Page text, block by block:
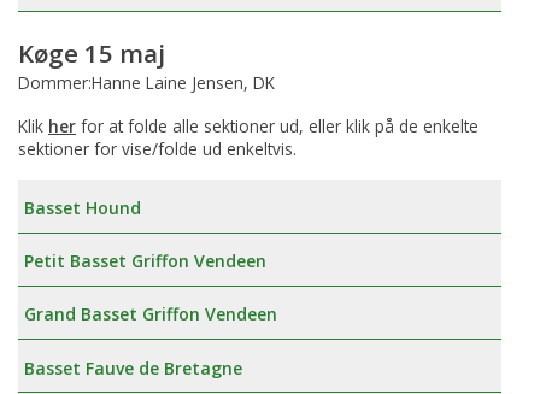
Køge 15 maj
Dommer:Hanne Laine Jensen, DK
Klik her for at folde alle sektioner ud, eller klik på de enkelte
sektioner for vise/folde ud enkeltvis.
Basset Hound
Petit Basset Griffon Vendeen
Grand Basset Griffon Vendeen
Basset Fauve de Bretagne